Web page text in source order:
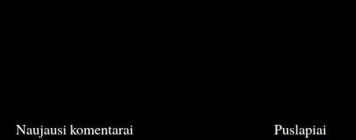
Naujausi komentarai Puslapiai